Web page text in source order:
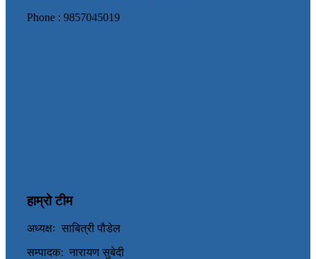
Phone : 9857045019
हाम्रो टीम
अध्यक्षः साबित्री पौडेल
सम्पादक: नारायण सुबेदी